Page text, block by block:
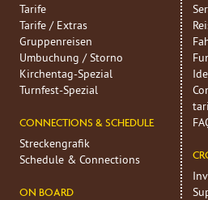
Tarife
Tarife / Extras
Gruppenreisen
Umbuchung / Storno
Kirchentag-Spezial
Turnfest-Spezial
CONNECTIONS & SCHEDULE
Streckengrafik
Schedule & Connections
ON BOARD